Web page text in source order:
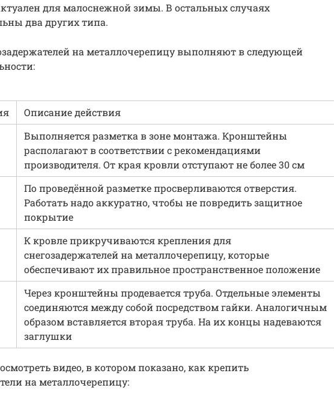
для малоснежной зимы. В остальных случаях
два других типа.
на металлочерепицу выполняют в следующей
Описание действия
Выполняется разметка в зоне монтажа. Кронштейны
располагают в соответствии с рекомендациями
производителя. От края кровли отступают не более 30 см
По проведённой разметке просверливаются отверстия.
Работать надо аккуратно, чтобы не повредить защитное
покрытие
К кровле прикручиваются крепления для
снегозадержателей на металлочерепицу, которые
обеспечивают их правильное пространственное положение
Через кронштейны продевается труба. Отдельные элементы
соединяются между собой посредством гайки. Аналогичным
образом вставляется вторая труба. На их концы надеваются
заглушки
видео, в котором показано, как крепить
на металлочерепицу: